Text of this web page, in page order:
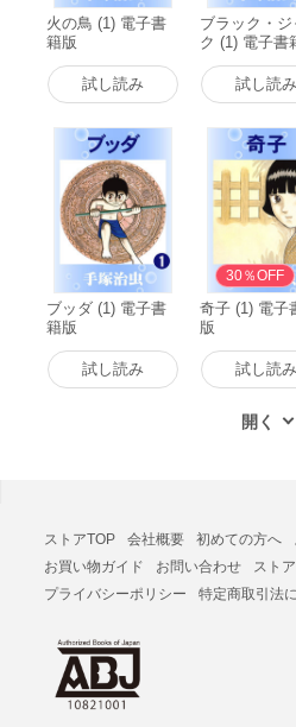
火の鳥 (1) 電子書
籍版
試し読み
ブラック・ジ
ク (1) 電子書
試し読み
ブッダ (1) 電子書
籍版
試し読み
30％OFF
奇子 (1) 電子
版
試し読み
ストアTOP 会社概要 初めての方へ
お買い物ガイド
お問い合わせ
スト
プライバシーポリシー
特定商取引法